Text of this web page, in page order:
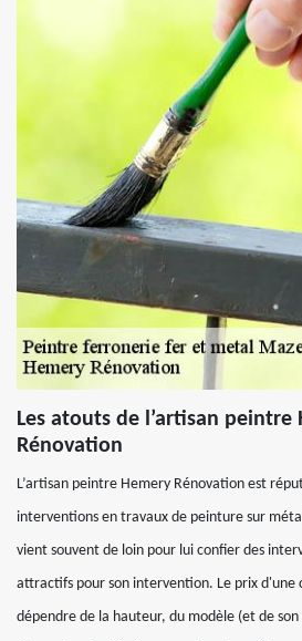
Les atouts de l’artisan peintre
Rénovation
L’artisan peintre Hemery Rénovation est
interventions en travaux de peinture sur
vient souvent de loin pour lui confier des
attractifs pour son intervention. Le prix d'une
dépendre de la hauteur, du modèle (et de